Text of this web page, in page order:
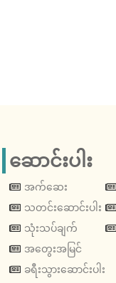
ဆောင်းပါး
အက်ဆေး
သတင်းဆောင်းပါး
သုံးသပ်ချက်
အတွေးအမြင်
ခရီးသွားဆောင်းပါး